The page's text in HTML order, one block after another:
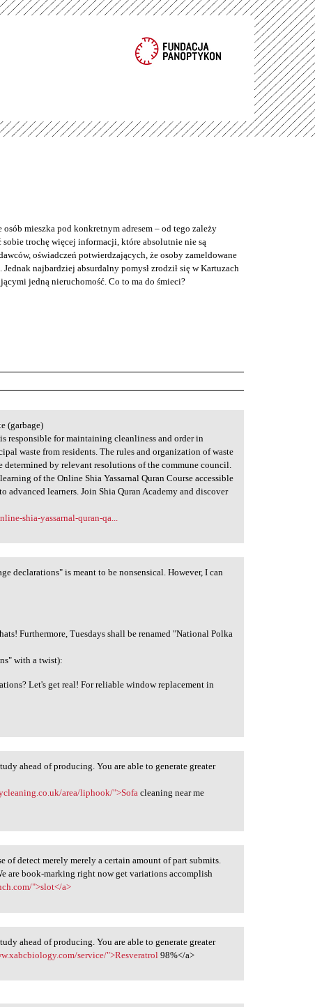
mieszka pod konkretnym adresem – od tego zależy
trochę więcej informacji, które absolutnie nie są
oświadczeń potwierdzających, że osoby zameldowane
najbardziej absurdalny pomysł zrodził się w Kartuzach
jedną nieruchomość. Co to ma do śmieci?
(garbage)
for maintaining cleanliness and order in
waste from residents. The rules and organization of waste
by relevant resolutions of the commune council.
of the Online Shia Yassarnal Quran Course accessible
advanced learners. Join Shia Quran Academy and discover
shia-yassarnal-quran-qa...
declarations" is meant to be nonsensical. However, I can
Furthermore, Tuesdays shall be renamed "National Polka
with a twist):
Let's get real! For reliable window replacement in
ahead of producing. You are able to generate greater
area/liphook/">Sofa cleaning near me
of detect merely merely a certain amount of part submits.
are book-marking right now get variations accomplish
">slot</a>
ahead of producing. You are able to generate greater
service/">Resveratrol 98%</a>